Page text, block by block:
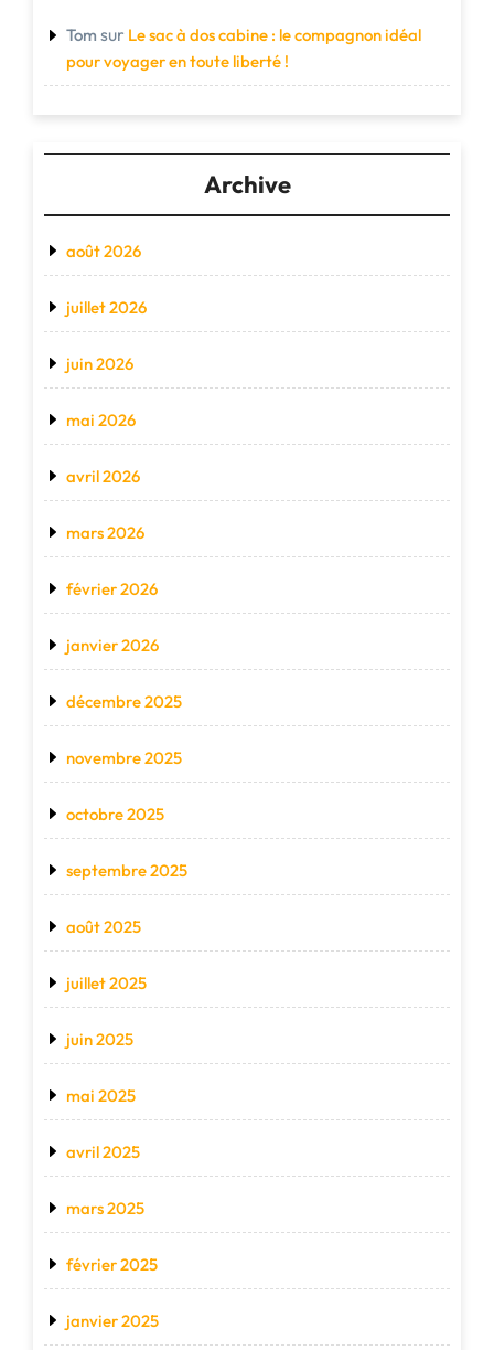
Tom sur Le sac à dos cabine : le compagnon idéal
pour voyager en toute liberté !
Archive
août 2026
juillet 2026
juin 2026
mai 2026
avril 2026
mars 2026
février 2026
janvier 2026
décembre 2025
novembre 2025
octobre 2025
septembre 2025
août 2025
juillet 2025
juin 2025
mai 2025
avril 2025
mars 2025
février 2025
janvier 2025